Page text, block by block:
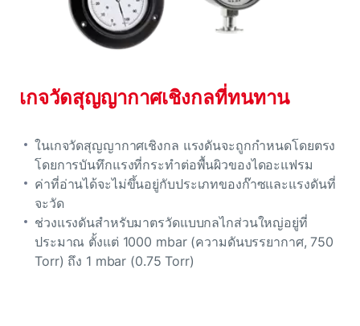
เกจวัดสุญญากาศเชิงกลที่ทนทาน
ในเกจวัดสุญญากาศเชิงกล แรงดันจะถูกกําหนดโดยตรง
โดยการบันทึกแรงที่กระทําต่อพื้นผิวของไดอะแฟรม
ค่าที่อ่านได้จะไม่ขึ้นอยู่กับประเภทของก๊าซและแรงดันที่
จะวัด
ช่วงแรงดันสําหรับมาตรวัดแบบกลไกส่วนใหญ่อยู่ที่
ประมาณ ตั้งแต่ 1000 mbar (ความดันบรรยากาศ, 750
Torr) ถึง 1 mbar (0.75 Torr)